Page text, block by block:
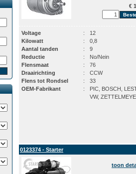
€
Voltage :
12
Kilowatt
:
0,8
Aantal tanden
:
9
Reductie
:
No/Nein
Flensmaat
:
76
Draairichting
:
CCW
Flens tot Rondsel
:
33
OEM-Fabrikant
:
PIC, BOSCH,
VW,
0123374 - Starter
toon